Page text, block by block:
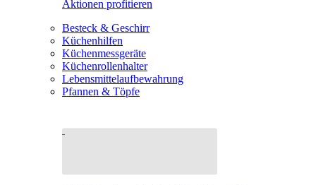
Aktionen profitieren
Besteck & Geschirr
Küchenhilfen
Küchenmessgeräte
Küchenrollenhalter
Lebensmittelaufbewahrung
Pfannen & Töpfe